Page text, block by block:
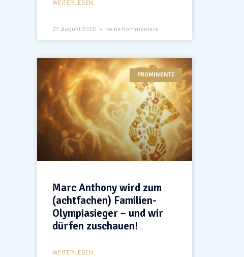
WEITERLESEN...
27. August 2025 Keine Kommentare
PROMINENTE
Marc Anthony wird zum
(achtfachen) Familien-
Olympiasieger – und wir
dürfen zuschauen!
WEITERLESEN...